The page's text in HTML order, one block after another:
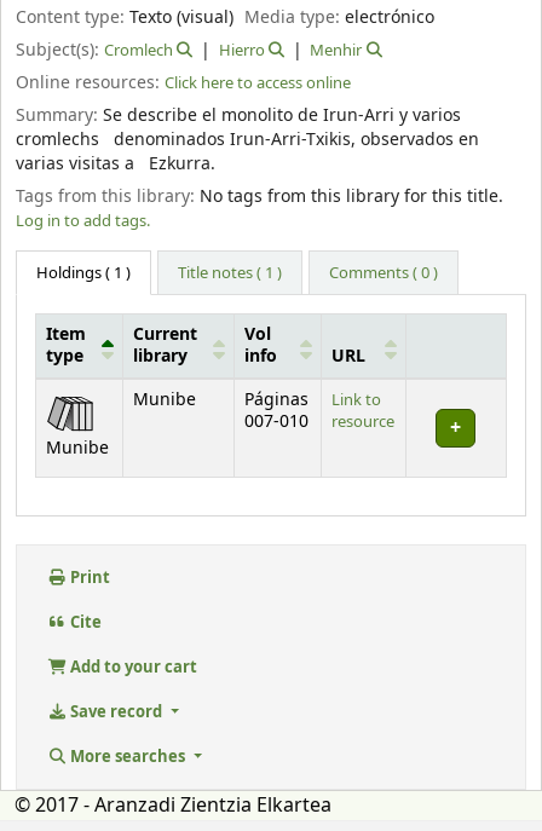
Content type: Texto (visual) Media type:electrónico
Subject(s): Cromlech Hierro Menhir
Online resources: Click here to access online
Summary: Se describe el monolito de Irun-Arri y varios
cromlechs denominados Irun-Arri-Txikis, observados en
varias visitas a Ezkurra.
Tags from this library: No tags from this library for this title.
Log in to add tags.
Holdings( 1 ) Title notes ( 1 ) Comments ( 0 )
Holdings
Item
type
Current
library
Vol
info
URL
Munibe
Munibe
Páginas
007-010
Link to
resource
Print
Cite
Add to your cart
Save record
More searches
© 2017 - Aranzadi Zientzia Elkartea